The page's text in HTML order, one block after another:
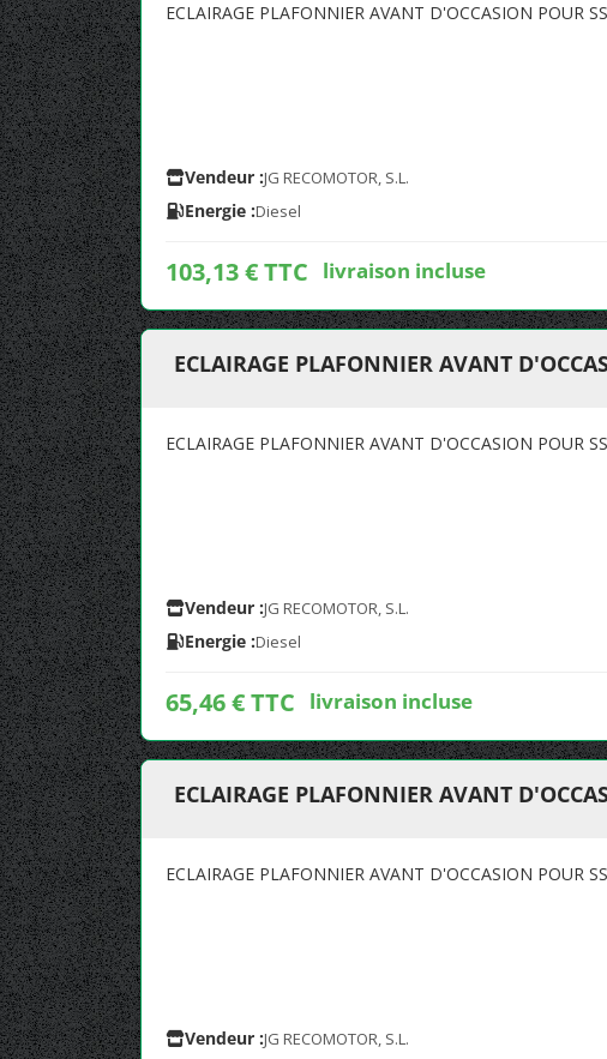
ECLAIRAGE PLAFONNIER AVANT D'OCCASION POUR
Vendeur :JG RECOMOTOR, S.L.
Energie :Diesel
103,13 € TTC livraison incluse
ECLAIRAGE PLAFONNIER AVANT
ECLAIRAGE PLAFONNIER AVANT D'OCCASION POUR
Vendeur :JG RECOMOTOR, S.L.
Energie :Diesel
65,46 € TTC livraison incluse
ECLAIRAGE PLAFONNIER AVANT
ECLAIRAGE PLAFONNIER AVANT D'OCCASION POUR
Vendeur :JG RECOMOTOR, S.L.